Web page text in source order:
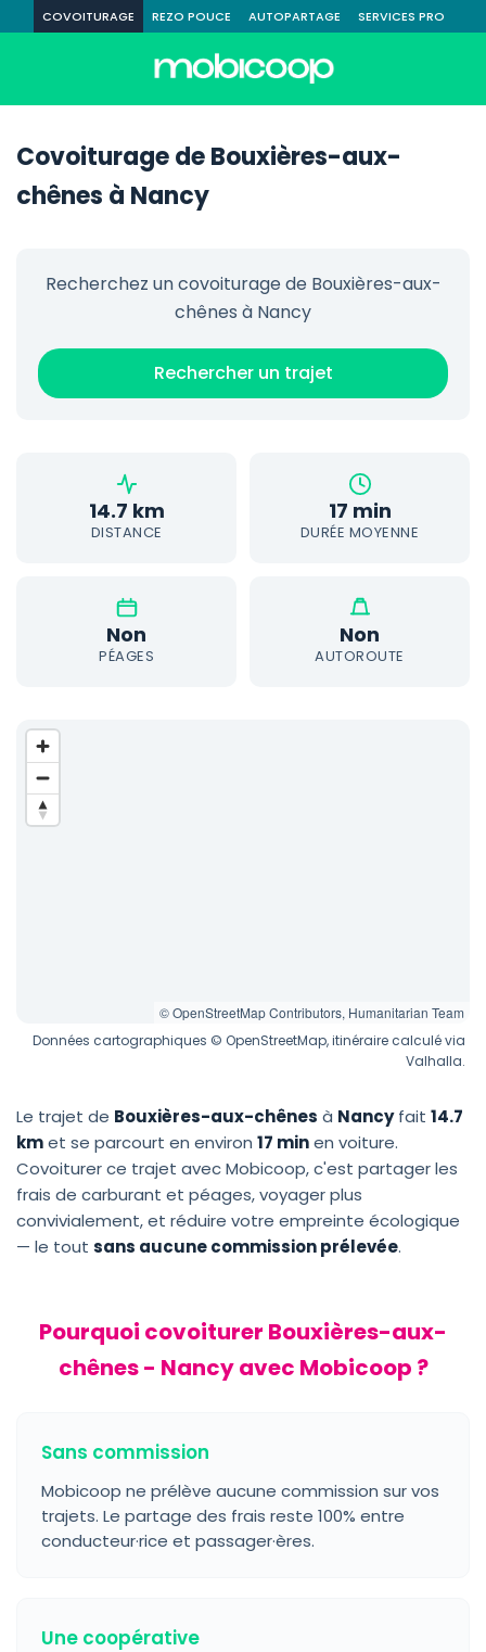
COVOITURAGE REZO POUCE AUTOPARTAGE SERVICES PRO
Covoiturage de Bouxières-aux-
chênes à Nancy
Recherchez un covoiturage de Bouxières-aux-
chênes à Nancy
Rechercher un trajet
14.7 km
DISTANCE
17 min
DURÉE MOYENNE
Non
PÉAGES
Non
AUTOROUTE
© OpenStreetMap Contributors, Humanitarian Team
Données cartographiques © OpenStreetMap, itinéraire calculé via
Valhalla.
Le trajet de Bouxières-aux-chênes à Nancyfait 14.7
kmet se parcourt en environ 17 minen voiture.
Covoiturer ce trajet avec Mobicoop, c'est partager les
frais de carburant et péages, voyager plus
convivialement, et réduire votre empreinte écologique
— le tout sans aucune commission prélevée.
Pourquoi covoiturer Bouxières-aux-
chênes - Nancy avec Mobicoop ?
Sans commission
Mobicoop ne prélève aucune commission sur vos
trajets. Le partage des frais reste 100% entre
conducteur·rice et passager·ères.
Une coopérative